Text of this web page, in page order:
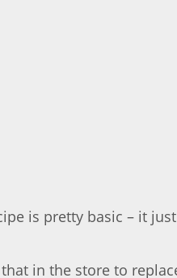
is pretty basic – it
in the store to